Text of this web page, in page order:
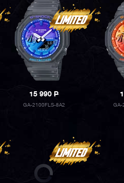
15 990P
GA-2100FLS-8A2 GA-